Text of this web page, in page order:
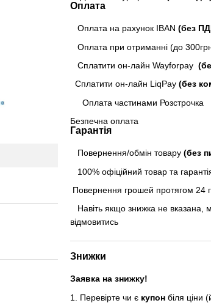
Оплата
Оплата на рахунок IBAN (без
Оплата при отриманні (до
Сплатити он-лайн Wayforpay
Сплатити он-лайн LiqPay (без
Оплата частинами Розстрочка
Безпечна оплата
Гарантія
Повернення/обмін товару (без
100% офіційний товар та
Повернення грошей протягом 24
Навіть якщо знижка не вказана,
відмовитись
Знижки
Заявка на знижку!
1. Перевірте чи є купон біля ціни